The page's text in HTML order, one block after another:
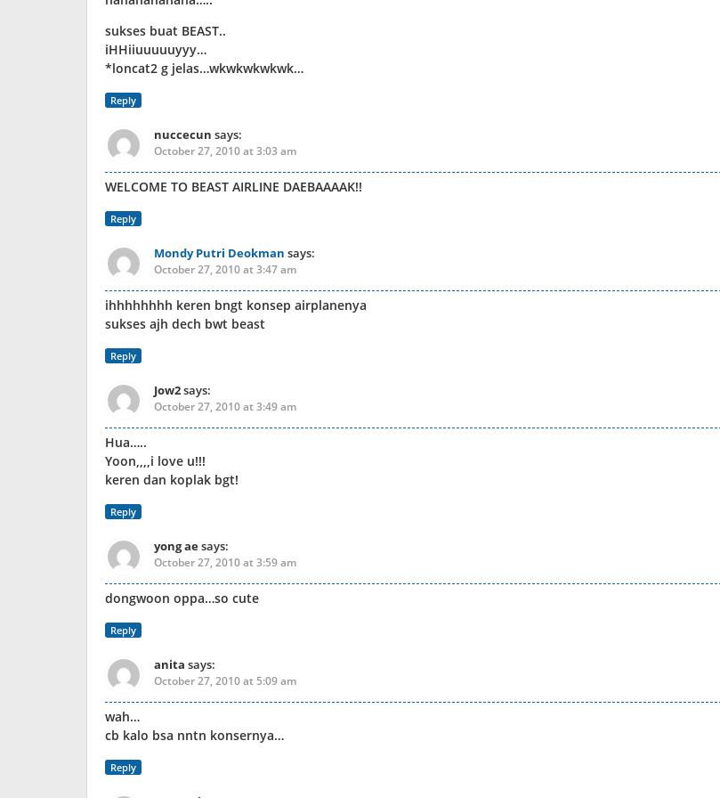
sukses buat BEAST..
iHHiiuuuuuyyy…
*loncat2 g jelas…wkwkwkwkwk…
Reply
nuccecun says:
October 27, 2010 at 3:03 am
WELCOME TO BEAST AIRLINE DAEBAAAAK!!
Reply
Mondy Putri Deokman says:
October 27, 2010 at 3:47 am
ihhhhhhhh keren bngt konsep airplanenya
sukses ajh dech bwt beast
Reply
Jow2says:
October 27, 2010 at 3:49 am
Hua…..
Yoon,,,,i love u!!!
keren dan koplak bgt!
Reply
yong aesays:
October 27, 2010 at 3:59 am
dongwoon oppa…so cute
Reply
anita says:
October 27, 2010 at 5:09 am
wah…
cb kalo bsa nntn konsernya…
Reply